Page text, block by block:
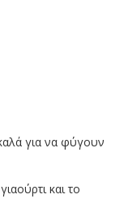
για να φύγουν
και το